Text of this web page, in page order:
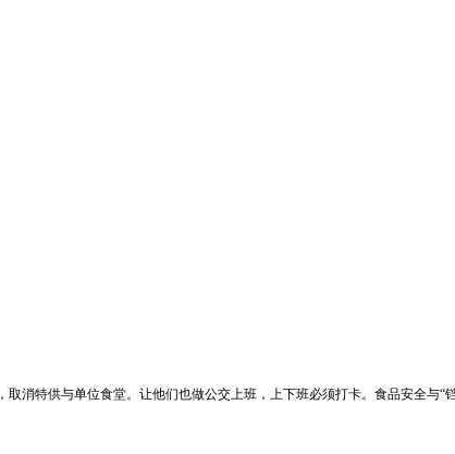
消特供与单位食堂。让他们也做公交上班，上下班必须打卡。食品安全与“